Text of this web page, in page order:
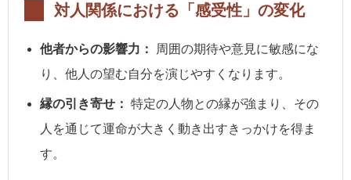
対人関係における「感受性」の変化
他者からの影響力：
周囲の期待や意見に敏感にな
り、他人の望む自分を演じやすくなります。
縁の引き寄せ： 特定の人物との縁が強まり、その
人を通じて運命が大きく動き出すきっかけを得ま
す。